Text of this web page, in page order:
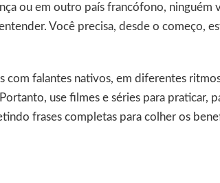
ou em outro país francófono, ninguém
Você precisa, desde o começo,
com falantes nativos, em diferentes
use filmes e séries para praticar,
frases completas para colher os